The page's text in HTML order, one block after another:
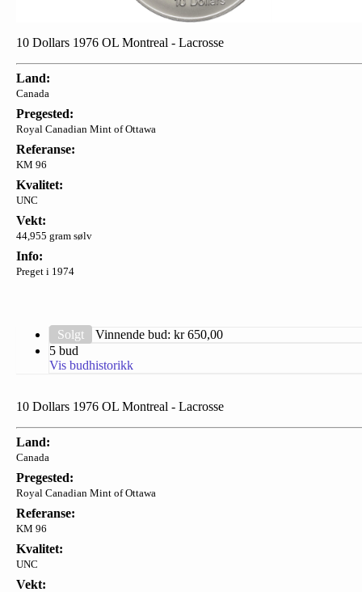
10 Dollars 1976 OL Montreal - Lacrosse
Land:
Canada
Pregested:
Royal Canadian Mint of Ottawa
Referanse:
KM 96
Kvalitet:
UNC
Vekt:
44,955 gram sølv
Info:
Preget i 1974
Solgt Vinnende bud: kr650,00
5 bud
Vis budhistorikk
10 Dollars 1976 OL Montreal - Lacrosse
Land:
Canada
Pregested:
Royal Canadian Mint of Ottawa
Referanse:
KM 96
Kvalitet:
UNC
Vekt: